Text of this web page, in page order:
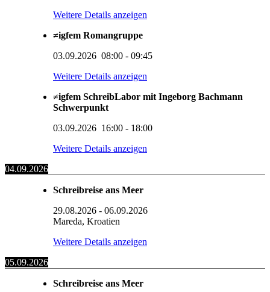
Weitere Details anzeigen
≠igfem Romangruppe
03.09.2026 08:00 - 09:45
Weitere Details anzeigen
≠igfem SchreibLabor mit Ingeborg Bachmann
Schwerpunkt
03.09.2026 16:00 - 18:00
Weitere Details anzeigen
04.09.2026
Schreibreise ans Meer
29.08.2026 - 06.09.2026
Mareda, Kroatien
Weitere Details anzeigen
05.09.2026
Schreibreise ans Meer